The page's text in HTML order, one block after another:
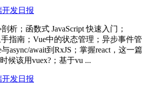
开发日报
析；函数式 JavaScript 快速入门；
手指南；Vue中的状态管理；异步事件管
async/await到RxJS；掌握react，这一篇
候该用vuex?；基于vu ...
开发日报